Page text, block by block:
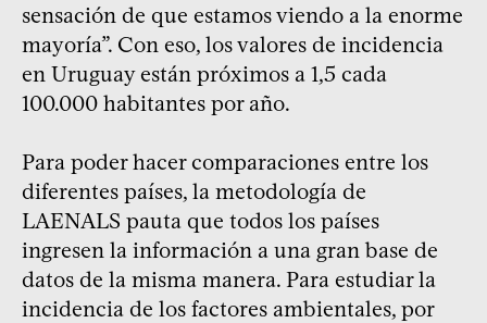
sensación de que estamos viendo a la enorme
mayoría”. Con eso, los valores de incidencia
en Uruguay están próximos a 1,5 cada
100.000 habitantes por año.
Para poder hacer comparaciones entre los
diferentes países, la metodología de
LAENALS pauta que todos los países
ingresen la información a una gran base de
datos de la misma manera. Para estudiar la
incidencia de los factores ambientales, por